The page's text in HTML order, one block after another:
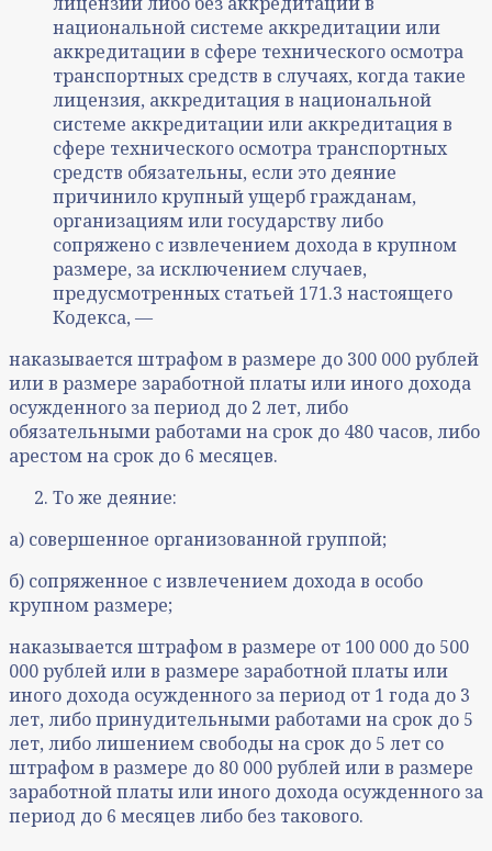
национальной системе аккредитации или
аккредитации в сфере технического осмотра
транспортных средств в случаях, когда такие
лицензия, аккредитация в национальной
системе аккредитации или аккредитация в
сфере технического осмотра транспортных
средств обязательны, если это деяние
причинило крупный ущерб гражданам,
организациям или государству либо
сопряжено с извлечением дохода в крупном
размере, за исключением случаев,
предусмотренных статьей 171.3 настоящего
Кодекса, —
наказывается штрафом в размере до 300 000 рублей
или в размере заработной платы или иного дохода
осужденного за период до 2 лет, либо
обязательными работами на срок до 480 часов, либо
арестом на срок до 6 месяцев.
То же деяние:
а) совершенное организованной группой;
б) сопряженное с извлечением дохода в особо
крупном размере;
наказывается штрафом в размере от 100 000 до 500
000 рублей или в размере заработной платы или
иного дохода осужденного за период от 1 года до 3
лет, либо принудительными работами на срок до 5
лет, либо лишением свободы на срок до 5 лет со
штрафом в размере до 80 000 рублей или в размере
заработной платы или иного дохода осужденного за
период до 6 месяцев либо без такового.